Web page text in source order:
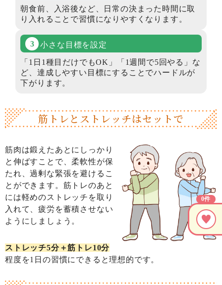
0件
朝食前、入浴後など、日常の決まった時間に取
り入れることで習慣になりやすくなります。
小さな目標を設定
「1日1種目だけでもOK」「1週間で5回やる」な
ど、達成しやすい目標にすることでハードルが
下がります。
筋トレとストレッチはセットで
筋肉は鍛えたあとにしっかり
と伸ばすことで、柔軟性が保
たれ、過剰な緊張を避けるこ
とができます。筋トレのあと
には軽めのストレッチを取り
入れて、疲労を蓄積させない
ようにしましょう。
ストレッチ5分＋筋トレ10分
程度を1日の習慣にできると理想的です。